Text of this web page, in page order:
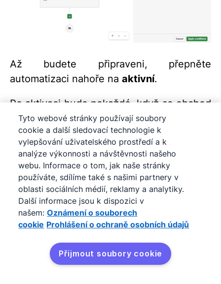
Až budete připraveni, přepněte
automatizaci nahoře na aktivní.
Po aktivaci bude pokaždé, když se obchod
přesune do vybrané fáze (nebo pokud jste
změnili podmínku, když je vyhrán),
automaticky vytvořen v Asaně úkol s
informacemi, které jste nakonfigurovali.
Rozšiřte své pracovní postupy
Tento příklad použití pro fakturaci je jen
jeden z možných. Tyto šablony můžete
použít jako výchozí bod ke zjednodušení
předání mezi mnoha týmy:
Tyto webové stránky používají soubory
cookie a další sledovací technologie k
vylepšování uživatelského prostředí a k
analýze výkonnosti a návštěvnosti našeho
webu. Informace o tom, jak naše stránky
používáte, sdílíme také s našimi partnery v
oblasti sociálních médií, reklamy a analytiky.
Další informace jsou k dispozici v
našem: Oznámení o souborech
cookie Prohlášení o ochraně osobních údajů
Přijmout soubory cookie